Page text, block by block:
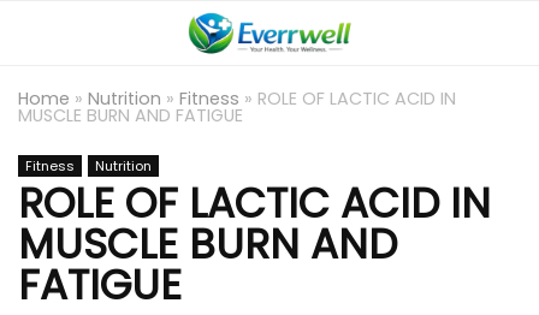
Home » Nutrition » Fitness » ROLE OF LACTIC ACID IN
MUSCLE BURN AND FATIGUE
Fitness Nutrition
ROLE OF LACTIC ACID IN
MUSCLE BURN AND
FATIGUE